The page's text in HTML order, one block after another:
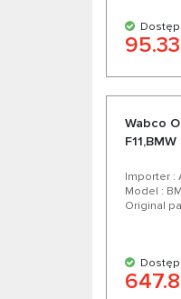
Wabco
Importer :
Model :
Original